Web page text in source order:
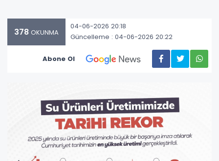
378 OKUNMA
04-06-2026 20:18
Güncelleme : 04-06-2026 20:22
Abone Ol